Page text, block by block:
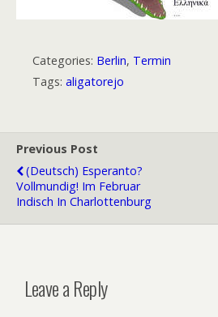
Categories: Berlin, Termin
Tags: aligatorejo
Previous Post
(Deutsch) Esperanto?
Vollmundig! Im Februar
Indisch In Charlottenburg
Leave a Reply